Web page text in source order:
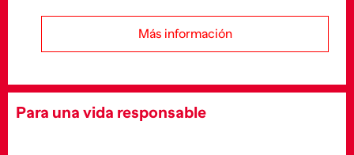
Más información
Para una vida responsable